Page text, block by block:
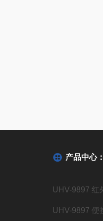
产品中心：
UHV-9897 红